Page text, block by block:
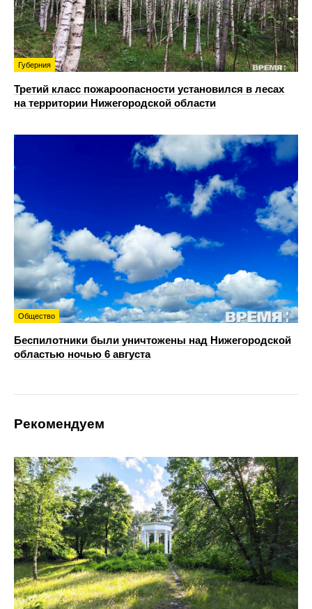
Губерния
Третий класс пожароопасности установился в лесах
на территории Нижегородской области
Общество
Беспилотники были уничтожены над Нижегородской
областью ночью 6 августа
Рекомендуем